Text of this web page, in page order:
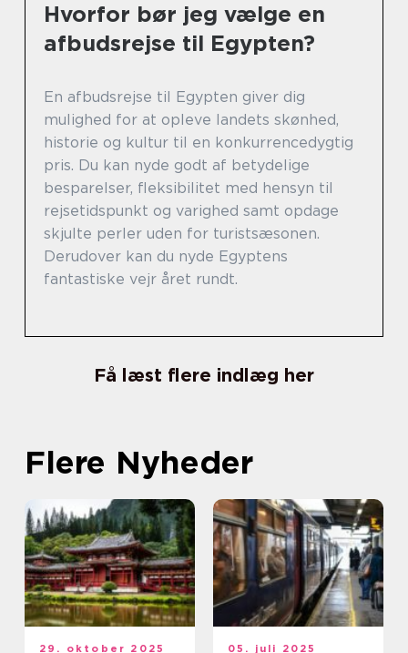
Hvorfor bør jeg vælge en
afbudsrejse til Egypten?
En afbudsrejse til Egypten giver dig
mulighed for at opleve landets skønhed,
historie og kultur til en konkurrencedygtig
pris. Du kan nyde godt af betydelige
besparelser, fleksibilitet med hensyn til
rejsetidspunkt og varighed samt opdage
skjulte perler uden for turistsæsonen.
Derudover kan du nyde Egyptens
fantastiske vejr året rundt.
Få læst flere indlæg her
Flere Nyheder
29. oktober 2025 05. juli 2025